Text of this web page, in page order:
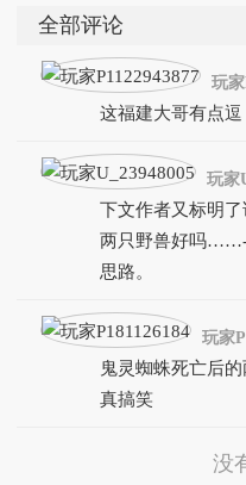
全部评论
玩家
这福建大哥有点逗
玩家
下文作者又标明
两只野兽好吗……-
思路。
玩家
鬼灵蜘蛛死亡后
真搞笑
没